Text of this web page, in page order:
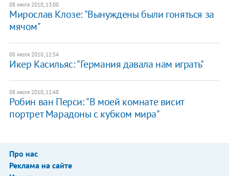
08 июля 2010, 13:00
Мирослав Клозе: "Вынуждены были гоняться за
мячом"
08 июля 2010, 12:54
Икер Касильяс: "Германия давала нам играть"
08 июля 2010, 12:48
Робин ван Перси: "В моей комнате висит
портрет Марадоны с кубком мира"
Про нас
Реклама на сайте